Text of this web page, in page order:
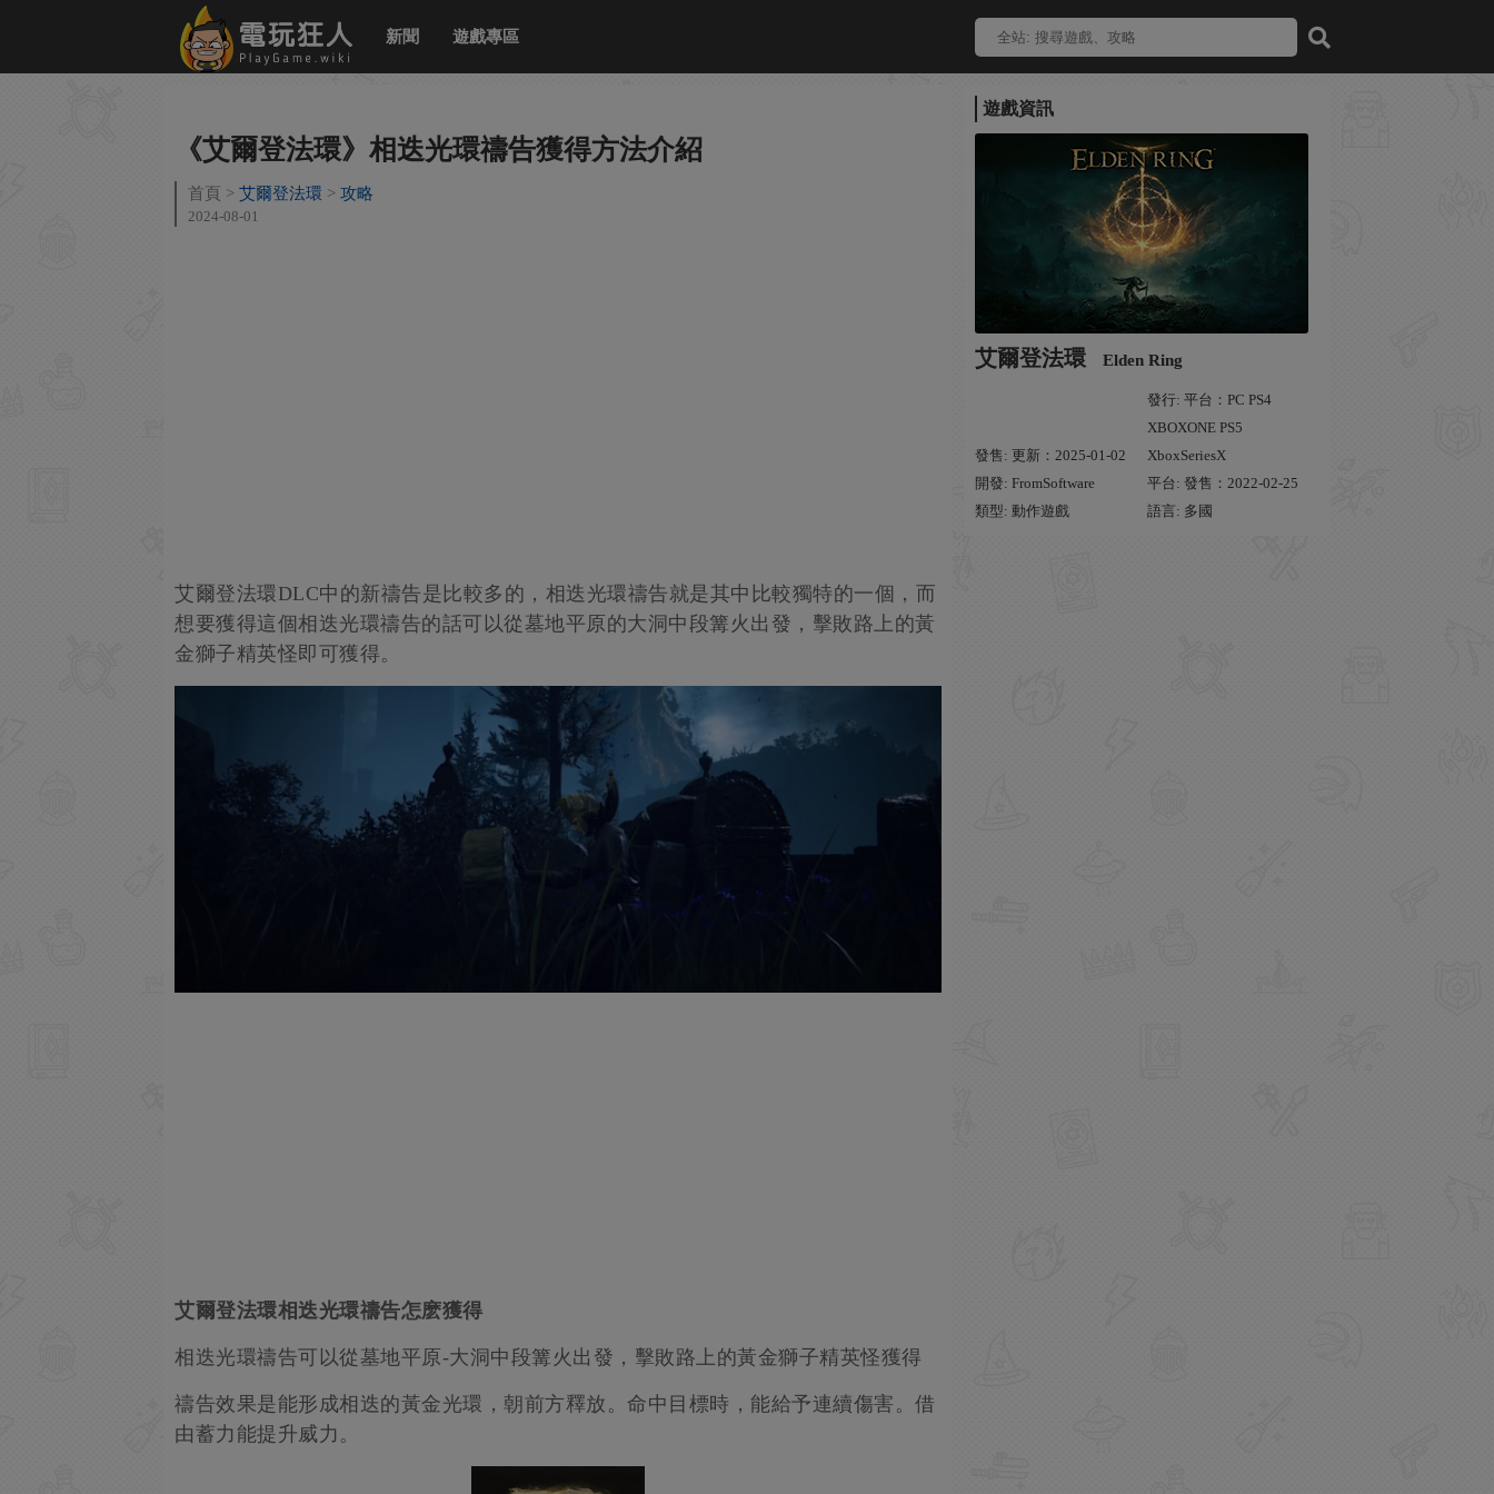
新聞 遊戲專區
遊戲資訊
艾爾登法環 Elden Ring
發售: 更新：2025-01-02
發行: 平台：PC PS4
XBOXONE PS5
XboxSeriesX
開發: FromSoftware
平台: 發售：2022-02-25
類型: 動作遊戲
語言: 多國
《艾爾登法環》相迭光環禱告獲得方法介紹
首頁 艾爾登法環 攻略
2024-08-01
艾爾登法環DLC中的新禱告是比較多的，相迭光環禱告就是其中比較獨特的一個，而
想要獲得這個相迭光環禱告的話可以從墓地平原的大洞中段篝火出發，擊敗路上的黃
金獅子精英怪即可獲得。
艾爾登法環相迭光環禱告怎麽獲得
相迭光環禱告可以從墓地平原-大洞中段篝火出發，擊敗路上的黃金獅子精英怪獲得
禱告效果是能形成相迭的黃金光環，朝前方釋放。命中目標時，能給予連續傷害。借
由蓄力能提升威力。